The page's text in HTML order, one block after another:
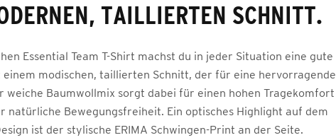
TAILLIERTEN SCHNITT.
Essential Team T-Shirt machst du in jeder Situation eine gute
einem modischen, taillierten Schnitt, der für eine hervorragende
weiche Baumwollmix sorgt dabei für einen hohen Tragekomfort
natürliche Bewegungsfreiheit. Ein optisches Highlight auf dem
ist der stylische ERIMA Schwingen-Print an der Seite.